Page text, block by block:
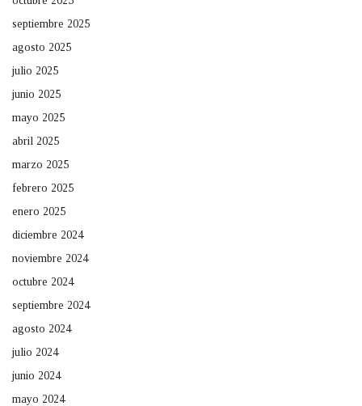
septiembre 2025
agosto 2025
julio 2025
junio 2025
mayo 2025
abril 2025
marzo 2025
febrero 2025
enero 2025
diciembre 2024
noviembre 2024
octubre 2024
septiembre 2024
agosto 2024
julio 2024
junio 2024
mayo 2024